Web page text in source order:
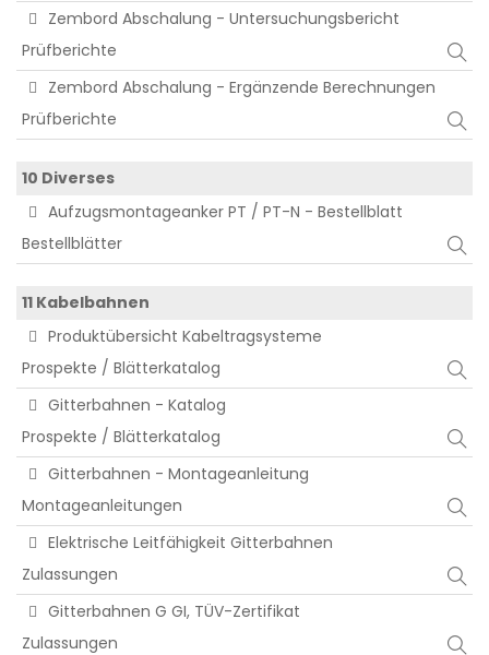
Zembord Abschalung - Untersuchungsbericht
Prüfberichte
Zembord Abschalung - Ergänzende Berechnungen
Prüfberichte
10 Diverses
Aufzugsmontageanker PT / PT-N - Bestellblatt
Bestellblätter
11 Kabelbahnen
Produktübersicht Kabeltragsysteme
Prospekte / Blätterkatalog
Gitterbahnen - Katalog
Prospekte / Blätterkatalog
Gitterbahnen - Montageanleitung
Montageanleitungen
Elektrische Leitfähigkeit Gitterbahnen
Zulassungen
Gitterbahnen G GI, TÜV-Zertifikat
Zulassungen